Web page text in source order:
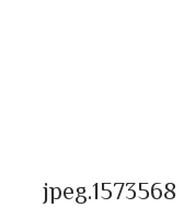
1573568.jpeg